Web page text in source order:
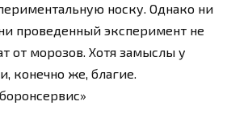
носку. Однако ни
проведенный эксперимент не
от морозов. Хотя замыслы у
конечно же, благие.